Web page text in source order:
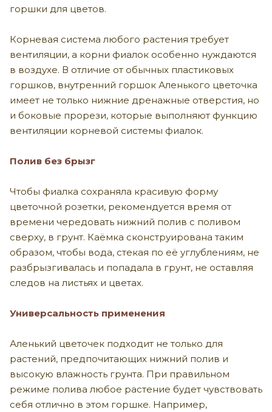
горшки для цветов.
Корневая система любого растения требует
вентиляции, а корни фиалок особенно нуждаются
в воздухе. В отличие от обычных пластиковых
горшков, внутренний горшок Аленького цветочка
имеет не только нижние дренажные отверстия, но
и боковые прорези, которые выполняют функцию
вентиляции корневой системы фиалок.
Полив без брызг
Чтобы фиалка сохраняла красивую форму
цветочной розетки, рекомендуется время от
времени чередовать нижний полив с поливом
сверху, в грунт. Каёмка сконструирована таким
образом, чтобы вода, стекая по её углублениям, не
разбрызгивалась и попадала в грунт, не оставляя
следов на листьях и цветах.
Универсальность применения
Аленький цветочек подходит не только для
растений, предпочитающих нижний полив и
высокую влажность грунта. При правильном
режиме полива любое растение будет чувствовать
себя отлично в этом горшке. Например,